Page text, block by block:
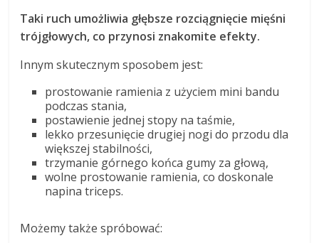
Taki ruch umożliwia głębsze rozciągnięcie mięśni
trójgłowych, co przynosi znakomite efekty.
Innym skutecznym sposobem jest:
prostowanie ramienia z użyciem mini bandu
podczas stania,
postawienie jednej stopy na taśmie,
lekko przesunięcie drugiej nogi do przodu dla
większej stabilności,
trzymanie górnego końca gumy za głową,
wolne prostowanie ramienia, co doskonale
napina triceps.
Możemy także spróbować: